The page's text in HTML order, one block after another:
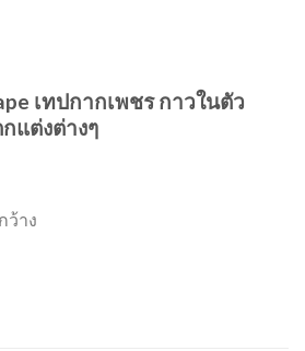
เทปกากเพชร กาวในตัว
แต่งต่างๆ
ว้าง